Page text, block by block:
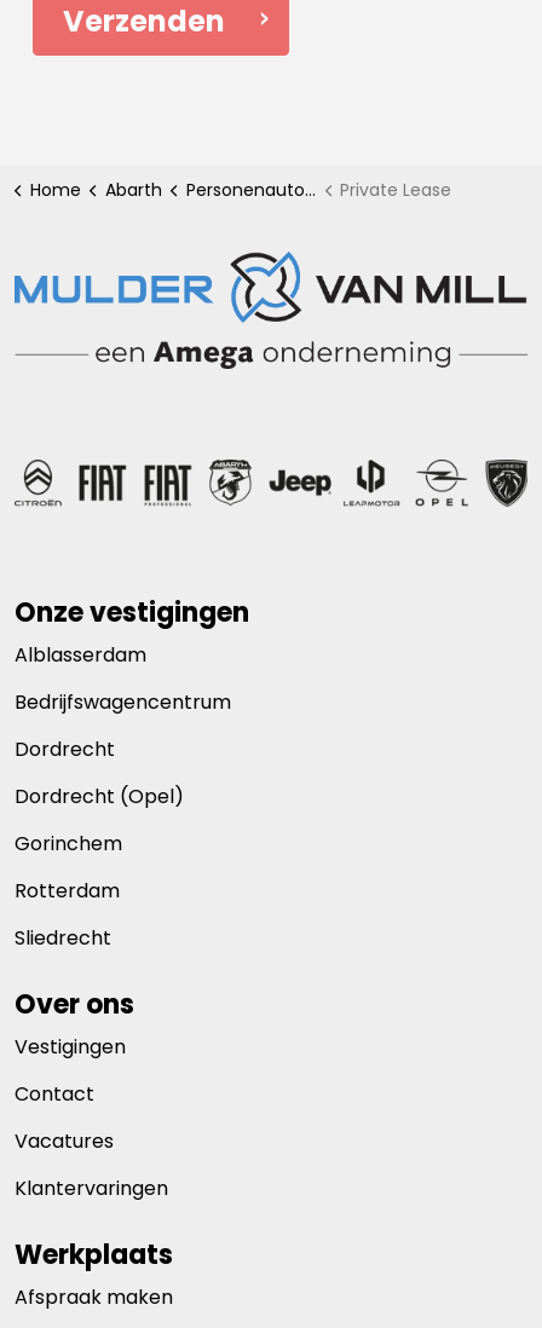
Verzenden
Home Abarth Personenauto's Private Lease
Onze vestigingen
Alblasserdam
Bedrijfswagencentrum
Dordrecht
Dordrecht (Opel)
Gorinchem
Rotterdam
Sliedrecht
Over ons
Vestigingen
Contact
Vacatures
Klantervaringen
Werkplaats
Afspraak maken